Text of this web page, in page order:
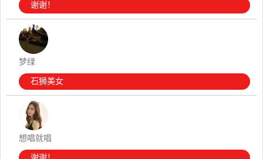
谢谢！
梦绿
石狮美女
想唱就唱